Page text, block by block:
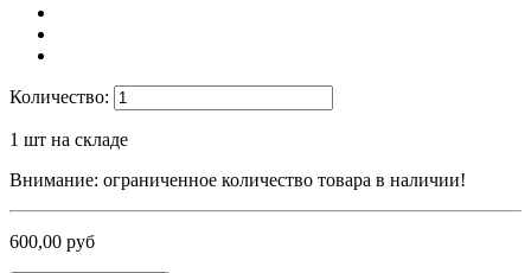
Количество:
1 шт на складе
Внимание: ограниченное количество товара в наличии!
600,00 руб